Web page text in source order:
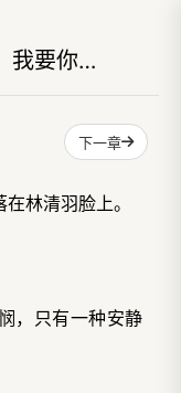
第9章 喜欢太轻了，我要你爱我
下一章
林清羽脸上。
，只有一种安静